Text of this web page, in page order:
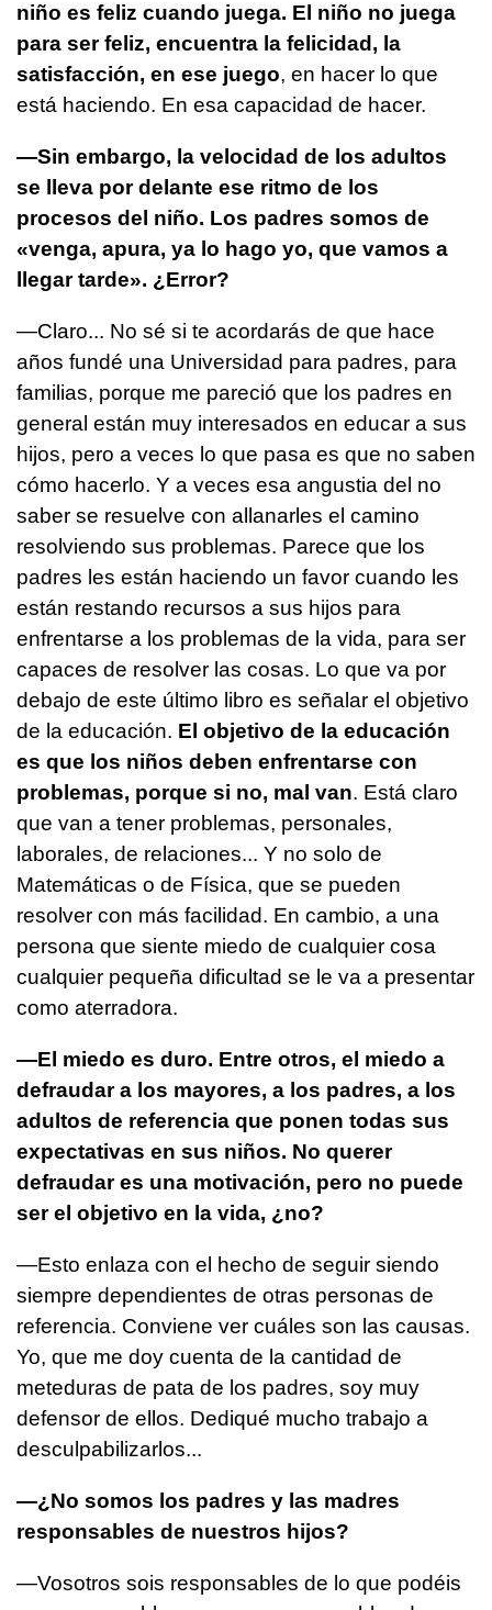
niño es feliz cuando juega. El niño no juega
para ser feliz, encuentra la felicidad, la
satisfacción, en ese juego, en hacer lo que
está haciendo. En esa capacidad de hacer.
—Sin embargo, la velocidad de los adultos
se lleva por delante ese ritmo de los
procesos del niño. Los padres somos de
«venga, apura, ya lo hago yo, que vamos a
llegar tarde». ¿Error?
—Claro... No sé si te acordarás de que hace
años fundé una Universidad para padres, para
familias, porque me pareció que los padres en
general están muy interesados en educar a sus
hijos, pero a veces lo que pasa es que no saben
cómo hacerlo. Y a veces esa angustia del no
saber se resuelve con allanarles el camino
resolviendo sus problemas. Parece que los
padres les están haciendo un favor cuando les
están restando recursos a sus hijos para
enfrentarse a los problemas de la vida, para ser
capaces de resolver las cosas. Lo que va por
debajo de este último libro es señalar el objetivo
de la educación. El objetivo de la educación
es que los niños deben enfrentarse con
problemas, porque si no, mal van. Está claro
que van a tener problemas, personales,
laborales, de relaciones... Y no solo de
Matemáticas o de Física, que se pueden
resolver con más facilidad. En cambio, a una
persona que siente miedo de cualquier cosa
cualquier pequeña dificultad se le va a presentar
como aterradora.
—El miedo es duro. Entre otros, el miedo a
defraudar a los mayores, a los padres, a los
adultos de referencia que ponen todas sus
expectativas en sus niños. No querer
defraudar es una motivación, pero no puede
ser el objetivo en la vida, ¿no?
—Esto enlaza con el hecho de seguir siendo
siempre dependientes de otras personas de
referencia. Conviene ver cuáles son las causas.
Yo, que me doy cuenta de la cantidad de
meteduras de pata de los padres, soy muy
defensor de ellos. Dediqué mucho trabajo a
desculpabilizarlos...
—¿No somos los padres y las madres
responsables de nuestros hijos?
—Vosotros sois responsables de lo que podéis